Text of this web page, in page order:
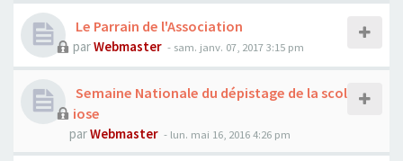
Le Parrain de l'Association
parWebmaster - sam. janv. 07, 2017 3:15 pm
Semaine Nationale du dépistage de la scol
iose
parWebmaster - lun. mai 16, 2016 4:26 pm